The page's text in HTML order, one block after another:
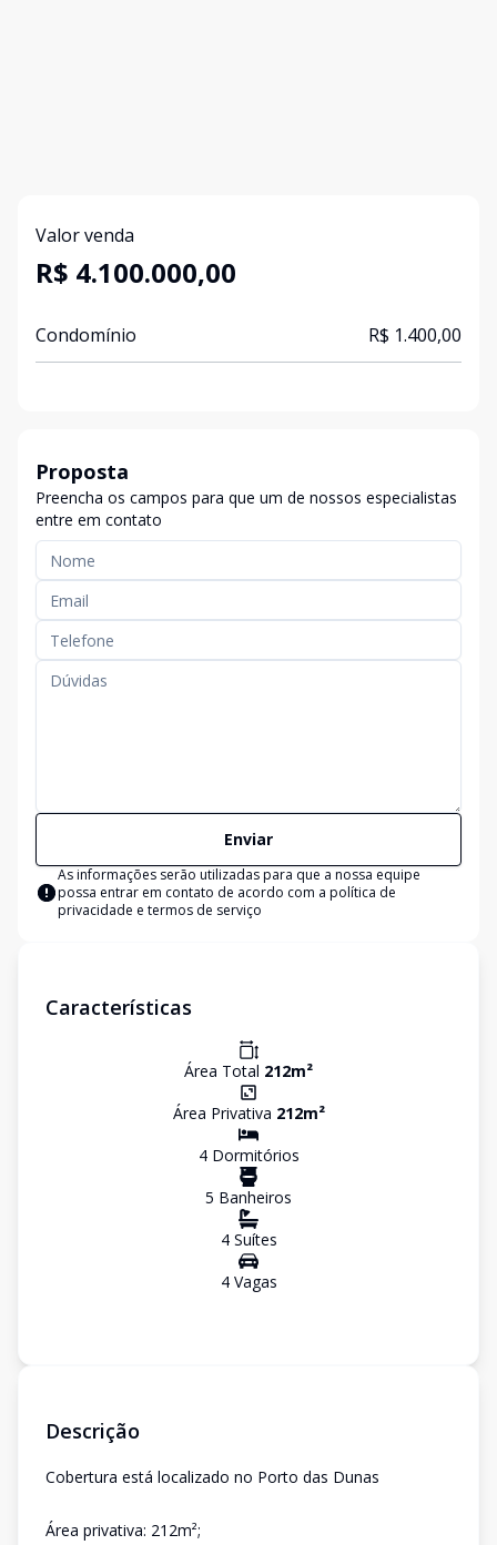
Valor venda
R$ 4.100.000,00
Condomínio R$ 1.400,00
Proposta
Preencha os campos para que um de nossos especialistas
entre em contato
Enviar
As informações serão utilizadas para que a nossa equipe
possa entrar em contato de acordo com a política de
privacidade e termos de serviço
Características
Área Total 212m²
Área Privativa 212m²
4Dormitórios
5 Banheiros
4Suítes
4Vagas
Descrição
Cobertura está localizado no Porto das Dunas
Área privativa: 212m²;